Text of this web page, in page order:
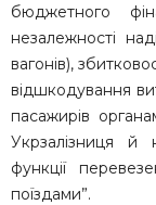
бюджетного
незалежності
вагонів),
відшкодування
пасажирів
Укрзалізниця й
функції
поїздами”.